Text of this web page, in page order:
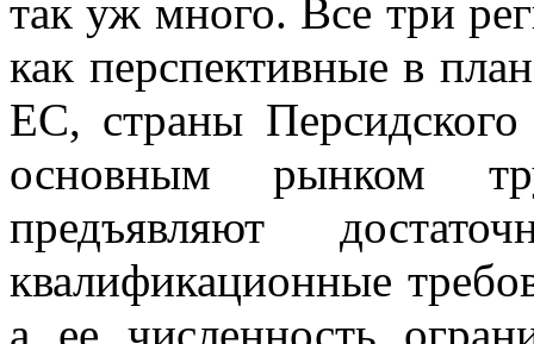
так уж много. Все три
как перспективные в
ЕС, страны
основным рынком
предъявляют
квалификационные
а ее численность